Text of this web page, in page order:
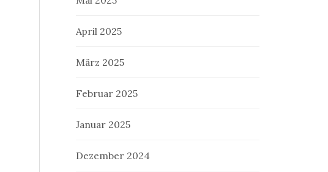
April 2025
März 2025
Februar 2025
Januar 2025
Dezember 2024